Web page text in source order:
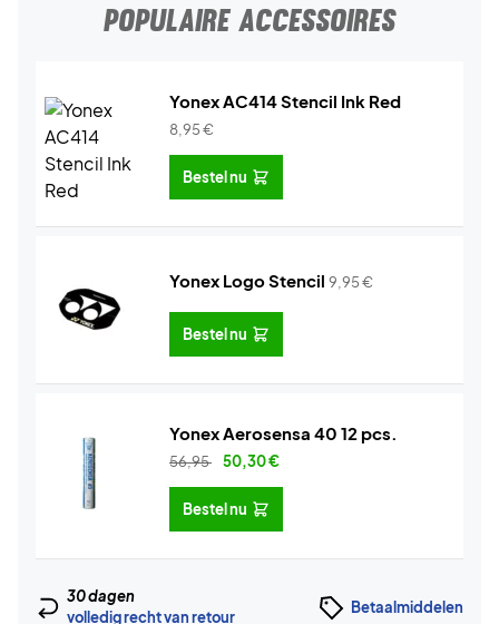
POPULAIRE ACCESSOIRES
Yonex AC414 Stencil Ink Red
8,95€
Bestel nu
Yonex Logo Stencil 9,95€
Bestel nu
Yonex Aerosensa 40 12 pcs.
56,95 50,30€
Bestel nu
30 dagen
volledig recht van retour
Betaalmiddelen